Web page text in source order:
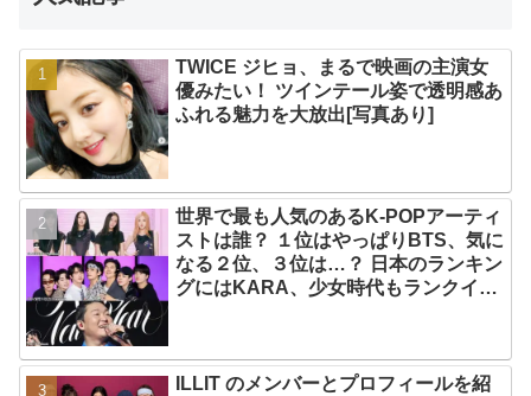
TWICE ジヒョ、まるで映画の主演女
優みたい！ ツインテール姿で透明感あ
ふれる魅力を大放出[写真あり]
世界で最も人気のあるK-POPアーティ
ストは誰？ １位はやっぱりBTS、気に
なる２位、３位は…？ 日本のランキン
グにはKARA、少女時代もランクイ
ILLIT のメンバーとプロフィールを紹